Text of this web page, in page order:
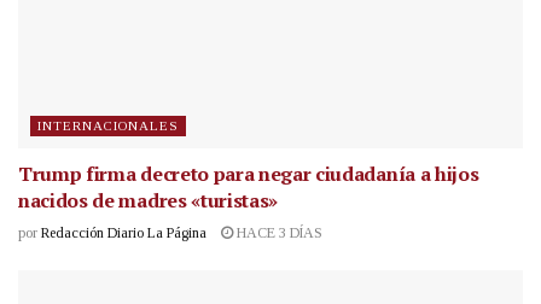
INTERNACIONALES
Trump firma decreto para negar ciudadanía a hijos
nacidos de madres «turistas»
por Redacción Diario La Página HACE 3 DÍAS